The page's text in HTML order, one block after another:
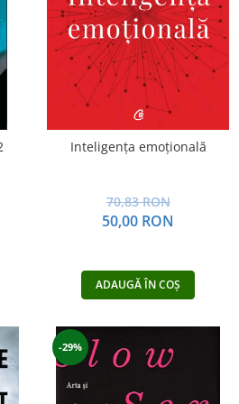
Inteligența emoțională
70,83 RON
50,00 RON
ADAUGĂ ÎN COȘ
-29%